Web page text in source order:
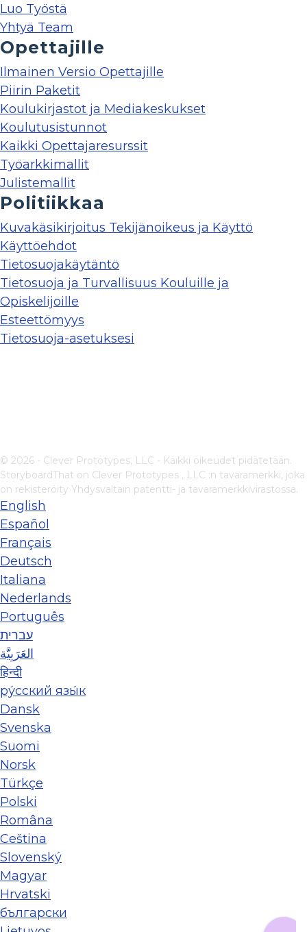
Luo Työstä
Yhtyä Team
Opettajille
Ilmainen Versio Opettajille
Piirin Paketit
Koulukirjastot ja Mediakeskukset
Koulutusistunnot
Kaikki Opettajaresurssit
Työarkkimallit
Julistemallit
Politiikkaa
Kuvakäsikirjoitus Tekijänoikeus ja Käyttö
Käyttöehdot
Tietosuojakäytäntö
Tietosuoja ja Turvallisuus Kouluille ja
Opiskelijoille
Esteettömyys
Tietosuoja-asetuksesi
© 2026 - Clever Prototypes, LLC - Kaikki oikeudet pidätetään.
StoryboardThat on Clever Prototypes , LLC :n tavaramerkki, joka
on rekisteröity Yhdysvaltain patentti- ja tavaramerkkivirastossa.
English
Español
Français
Deutsch
Italiana
Nederlands
Português
עברית
العَرَبِيَّة
हिन्दी
ру́сский язы́к
Dansk
Svenska
Suomi
Norsk
Türkçe
Polski
Româna
Ceština
Slovenský
Magyar
Hrvatski
български